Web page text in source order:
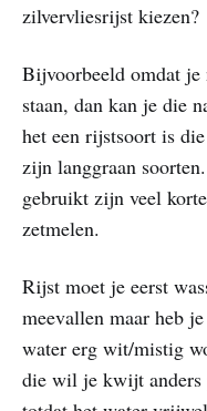
zilvervliesrijst kiezen?
Bijvoorbeeld omdat
staan, dan kan je die
het een rijstsoort is
zijn langgraan
gebruikt zijn veel
zetmelen.
Rijst moet je eerst
meevallen maar heb
water erg wit/mistig
die wil je kwijt anders